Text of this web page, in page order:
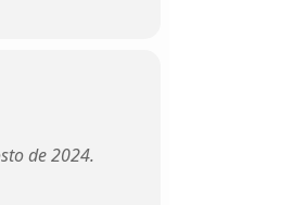
de 2024.